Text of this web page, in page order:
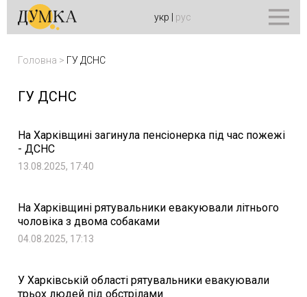
укр рус
Головна > ГУ ДСНС
ГУ ДСНС
На Харківщині загинула пенсіонерка під час пожежі
- ДСНС
13.08.2025, 17:40
На Харківщині рятувальники евакуювали літнього
чоловіка з двома собаками
04.08.2025, 17:13
У Харківській області рятувальники евакуювали
трьох людей під обстрілами